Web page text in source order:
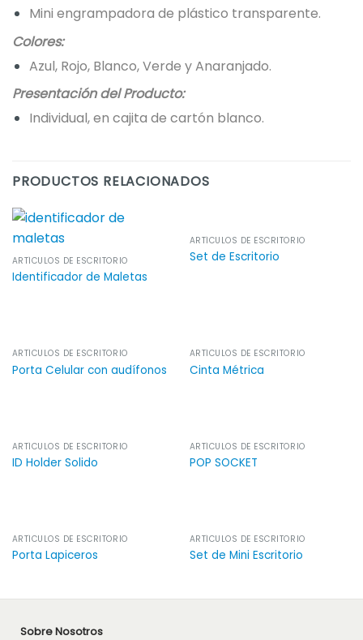
Mini engrampadora de plástico transparente.
Colores:
Azul, Rojo, Blanco, Verde y Anaranjado.
Presentación del Producto:
Individual, en cajita de cartón blanco.
PRODUCTOS RELACIONADOS
ARTÍCULOS DE ESCRITORIO
Identificador de Maletas
ARTÍCULOS DE ESCRITORIO
Set de Escritorio
ARTÍCULOS DE ESCRITORIO
Porta Celular con audífonos
ARTÍCULOS DE ESCRITORIO
Cinta Métrica
ARTÍCULOS DE ESCRITORIO
ID Holder Solido
ARTÍCULOS DE ESCRITORIO
POP SOCKET
ARTÍCULOS DE ESCRITORIO
Porta Lapiceros
ARTÍCULOS DE ESCRITORIO
Set de Mini Escritorio
Sobre Nosotros